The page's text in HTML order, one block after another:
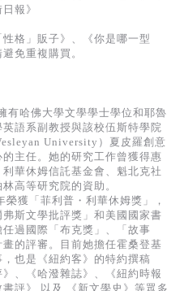
報》
格」販子》、《你是哪一型
免重複購買。
有哈佛大學文學學士學位和耶魯
語系副教授與該校伍斯特學院
University）夏皮羅創意
主任。她的研究工作曾獲得惠
華休姆信託基金會、魁北克社
高等研究院的資助。
獲「菲利普・利華休姆獎」，
斯文學批評獎」和美國國家書
過國際「布克獎」、「故事
的評審。目前她擔任霍桑登基
也是《紐約客》的特約撰稿
、《哈潑雜誌》、《紐約時報
評》 以及 《新文學史》等眾多